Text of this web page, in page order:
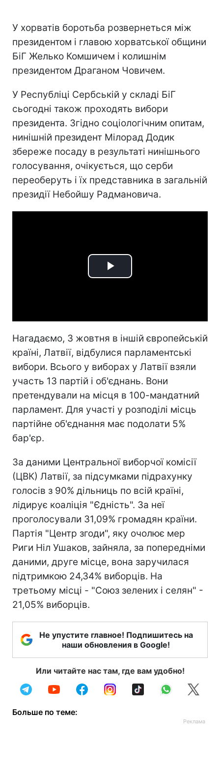
У хорватів боротьба розвернеться між
президентом і главою хорватської общини
БіГ Желько Комшичем і колишнім
президентом Драганом Човичем.
У Республіці Сербській у складі БіГ
сьогодні також проходять вибори
президента. Згідно соціологічним опитам,
нинішній президент Мілорад Додик
збереже посаду в результаті нинішнього
голосування, очікується, що серби
переоберуть і їх представника в загальній
президії Небойшу Радмановича.
Play
Нагадаємо, 3 жовтня в іншій європейській
країні, Латвії, відбулися парламентські
вибори. Всього у виборах у Латвії взяли
участь 13 партій і об'єднань. Вони
претендували на місця в 100-мандатний
парламент. Для участі у розподілі місць
партійне об'єднання має подолати 5%
бар'єр.
За даними Центральної виборчої комісії
(ЦВК) Латвії, за підсумками підрахунку
голосів з 90% дільниць по всій країні,
лідирує коаліція "Єдність". За неї
проголосували 31,09% громадян країни.
Партія "Центр згоди", яку очолює мер
Риги Ніл Ушаков, зайняла, за попередніми
даними, друге місце, вона заручилася
підтримкою 24,34% виборців. На
третьому місці - "Союз зелених і селян" -
21,05% виборців.
Не упустите главное! Подпишитесь на
наши обновления в Google!
Или читайте нас там, где вам удобно!
Больше по теме: